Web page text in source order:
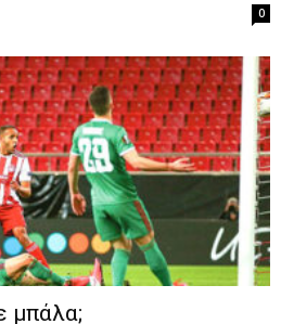
0
μπάλα;